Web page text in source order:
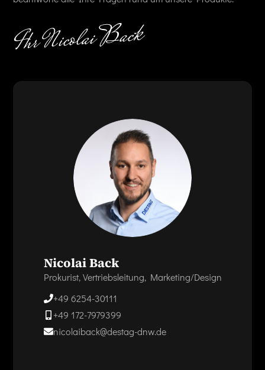
Nicolai Back
Prokurist, Vertriebsleitung, Marketing/Design
+49 6254-30111
+49 172-7979399
nicolaiback@destag-dnw.de